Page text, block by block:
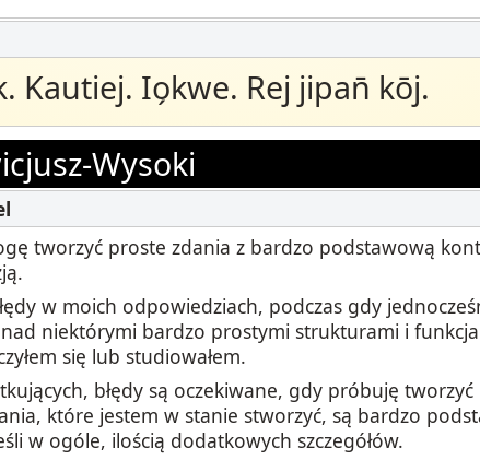
Kautiej. Io̗kwe. Rej jipan̄ kōj.
Wysoki
tworzyć proste zdania z bardzo podstawową
w moich odpowiedziach, podczas gdy
niektórymi bardzo prostymi strukturami i
się lub studiowałem.
błędy są oczekiwane, gdy próbuję
które jestem w stanie stworzyć, są bardzo
w ogóle, ilością dodatkowych szczegółów.